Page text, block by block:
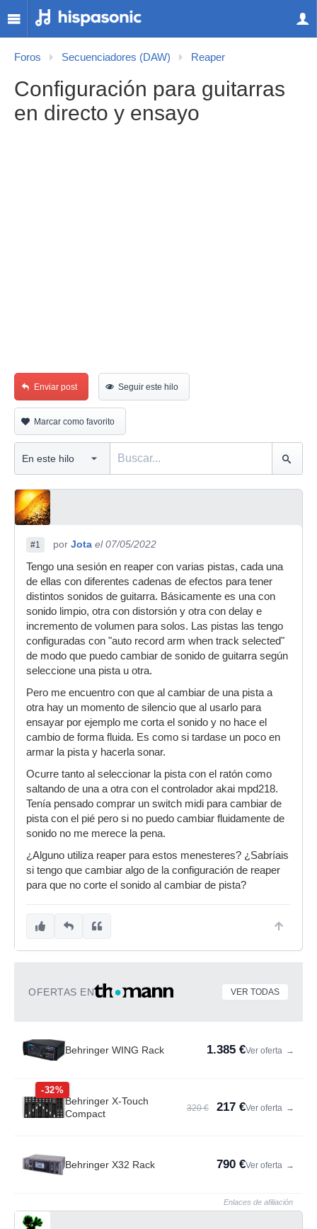
Foros Secuenciadores (DAW) Reaper
Configuración para guitarras
en directo y ensayo
Enviar post Seguir este hilo
Marcar como favorito
#1 por Jota el 07/05/2022
Tengo una sesión en reaper con varias pistas, cada una
de ellas con diferentes cadenas de efectos para tener
distintos sonidos de guitarra. Básicamente es una con
sonido limpio, otra con distorsión y otra con delay e
incremento de volumen para solos. Las pistas las tengo
configuradas con "auto record arm when track selected"
de modo que puedo cambiar de sonido de guitarra según
seleccione una pista u otra.
Pero me encuentro con que al cambiar de una pista a
otra hay un momento de silencio que al usarlo para
ensayar por ejemplo me corta el sonido y no hace el
cambio de forma fluida. Es como si tardase un poco en
armar la pista y hacerla sonar.
Ocurre tanto al seleccionar la pista con el ratón como
saltando de una a otra con el controlador akai mpd218.
Tenía pensado comprar un switch midi para cambiar de
pista con el pié pero si no puedo cambiar fluidamente de
sonido no me merece la pena.
¿Alguno utiliza reaper para estos menesteres? ¿Sabríais
si tengo que cambiar algo de la configuración de reaper
para que no corte el sonido al cambiar de pista?
OFERTAS EN VER TODAS
Behringer WING Rack 1.385 €Ver oferta →
-32%
Behringer X-Touch
Compact
320 € 217 €Ver oferta →
Behringer X32 Rack 790 €Ver oferta →
Enlaces de afiliación